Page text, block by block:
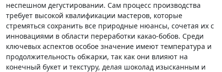
неспешном дегустировании. Сам процесс производства
требует высокой квалификации мастеров, которые
стремяться сохранить все природные нюансы, сочетая их с
инновациями в области переработки какао-бобов. Среди
ключевых аспектов особое значение имеют температура и
продолжительность обжарки, так как они влияют на
конечный букет и текстуру, делая шоколад изысканным и